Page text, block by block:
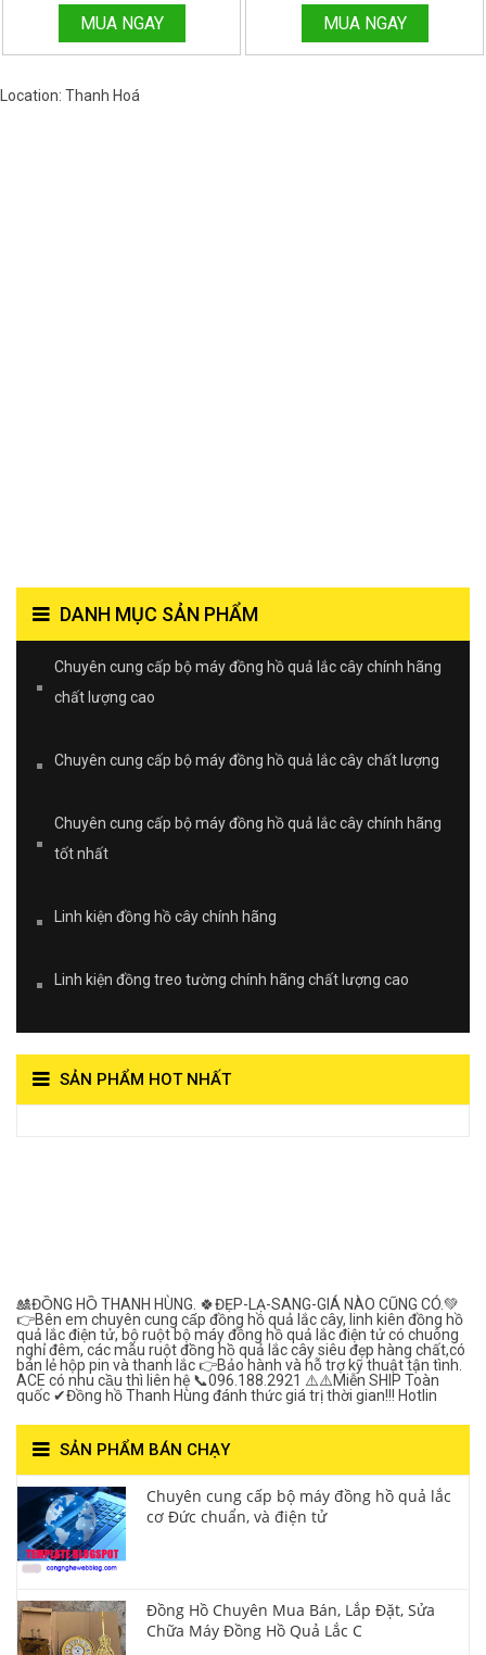
MUA NGAY MUA NGAY
Location: Thanh Hoá
DANH MỤC SẢN PHẨM
Chuyên cung cấp bộ máy đồng hồ quả lắc cây chính hãng
chất lượng cao
Chuyên cung cấp bộ máy đồng hồ quả lắc cây chất lượng
Chuyên cung cấp bộ máy đồng hồ quả lắc cây chính hãng
tốt nhất
Linh kiện đồng hồ cây chính hãng
Linh kiện đồng treo tường chính hãng chất lượng cao
SẢN PHẨM HOT NHẤT
🎎ĐỒNG HỒ THANH HÙNG. 🍀ĐẸP-LẠ-SANG-GIÁ NÀO CŨNG CÓ.💚
👉Bên em chuyên cung cấp đồng hồ quả lắc cây, linh kiên đồng hồ
quả lắc điện tử, bộ ruột bộ máy đồng hồ quả lắc điện tử có chuông
nghỉ đêm, các mẫu ruột đồng hồ quả lắc cây siêu đẹp hàng chất,có
bán lẻ hộp pin và thanh lắc 👉Bảo hành và hỗ trợ kỹ thuật tận tình.
ACE có nhu cầu thì liên hệ 📞096.188.2921 ⚠️⚠️Miễn SHIP Toàn
quốc ✔Đồng hồ Thanh Hùng đánh thức giá trị thời gian!!! Hotlin
SẢN PHẨM BÁN CHẠY
Chuyên cung cấp bộ máy đồng hồ quả lắc
cơ Đức chuẩn, và điện tử
Đồng Hồ Chuyên Mua Bán, Lắp Đặt, Sửa
Chữa Máy Đồng Hồ Quả Lắc C